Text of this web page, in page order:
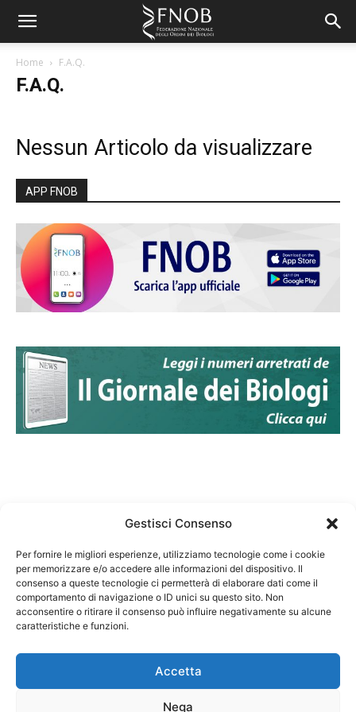
Gestisci Consenso
Per fornire le migliori esperienze, utilizziamo tecnologie come i cookie
per memorizzare e/o accedere alle informazioni del dispositivo. Il
consenso a queste tecnologie ci permetterà di elaborare dati come il
comportamento di navigazione o ID unici su questo sito. Non
acconsentire o ritirare il consenso può influire negativamente su alcune
caratteristiche e funzioni.
Accetta
Nega
Home F.A.Q.
F.A.Q.
Nessun Articolo da visualizzare
APP FNOB
Federazione Nazionale Degli Ordini dei Biologi:
codice fiscale 80069130583
Responsabile sito internet www.fnob.it: Vincenzo